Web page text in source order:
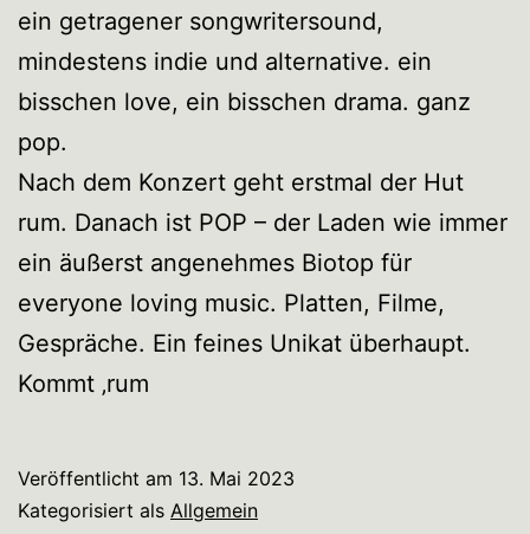
ein getragener songwritersound,
mindestens indie und alternative. ein
bisschen love, ein bisschen drama. ganz
pop.
Nach dem Konzert geht erstmal der Hut
rum. Danach ist POP – der Laden wie immer
ein äußerst angenehmes Biotop für
everyone loving music. Platten, Filme,
Gespräche. Ein feines Unikat überhaupt.
Kommt ‚rum
Veröffentlicht am 13. Mai 2023
Kategorisiert als Allgemein